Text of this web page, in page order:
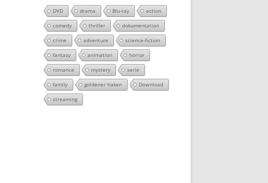
DVD drama Blu-ray action
comedy thriller dokumentation
crime adventure science-fiction
fantasy animation horror
romance mystery serie
family goldener haken Download
streaming